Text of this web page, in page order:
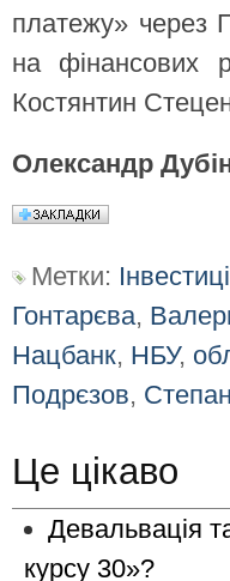
платежу» через
на фінансових
Костянтин
Олександр
Метки:
Гонтарєва,
Нацбанк, НБУ,
Подрєзов,
Це цікаво
Девальвація
курсу 30»?